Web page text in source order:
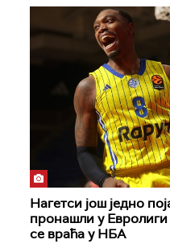
Нагетси још једно
пронашли у
се враћа у НБА